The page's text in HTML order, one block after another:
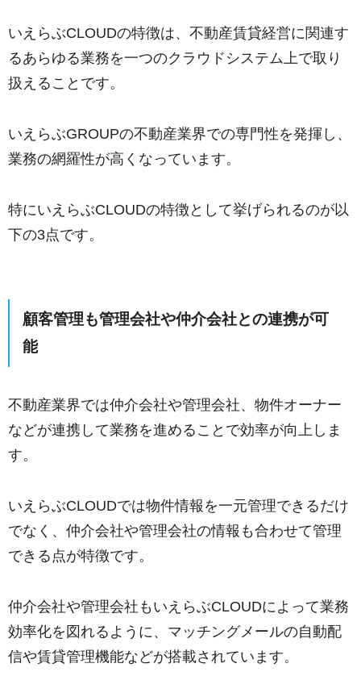
いえらぶCLOUDの特徴は、不動産賃貸経営に関連す
るあらゆる業務を一つのクラウドシステム上で取り
扱えることです。
いえらぶGROUPの不動産業界での専門性を発揮し、
業務の網羅性が高くなっています。
特にいえらぶCLOUDの特徴として挙げられるのが以
下の3点です。
顧客管理も管理会社や仲介会社との連携が可
能
不動産業界では仲介会社や管理会社、物件オーナー
などが連携して業務を進めることで効率が向上しま
す。
いえらぶCLOUDでは物件情報を一元管理できるだけ
でなく、仲介会社や管理会社の情報も合わせて管理
できる点が特徴です。
仲介会社や管理会社もいえらぶCLOUDによって業務
効率化を図れるように、マッチングメールの自動配
信や賃貸管理機能などが搭載されています。